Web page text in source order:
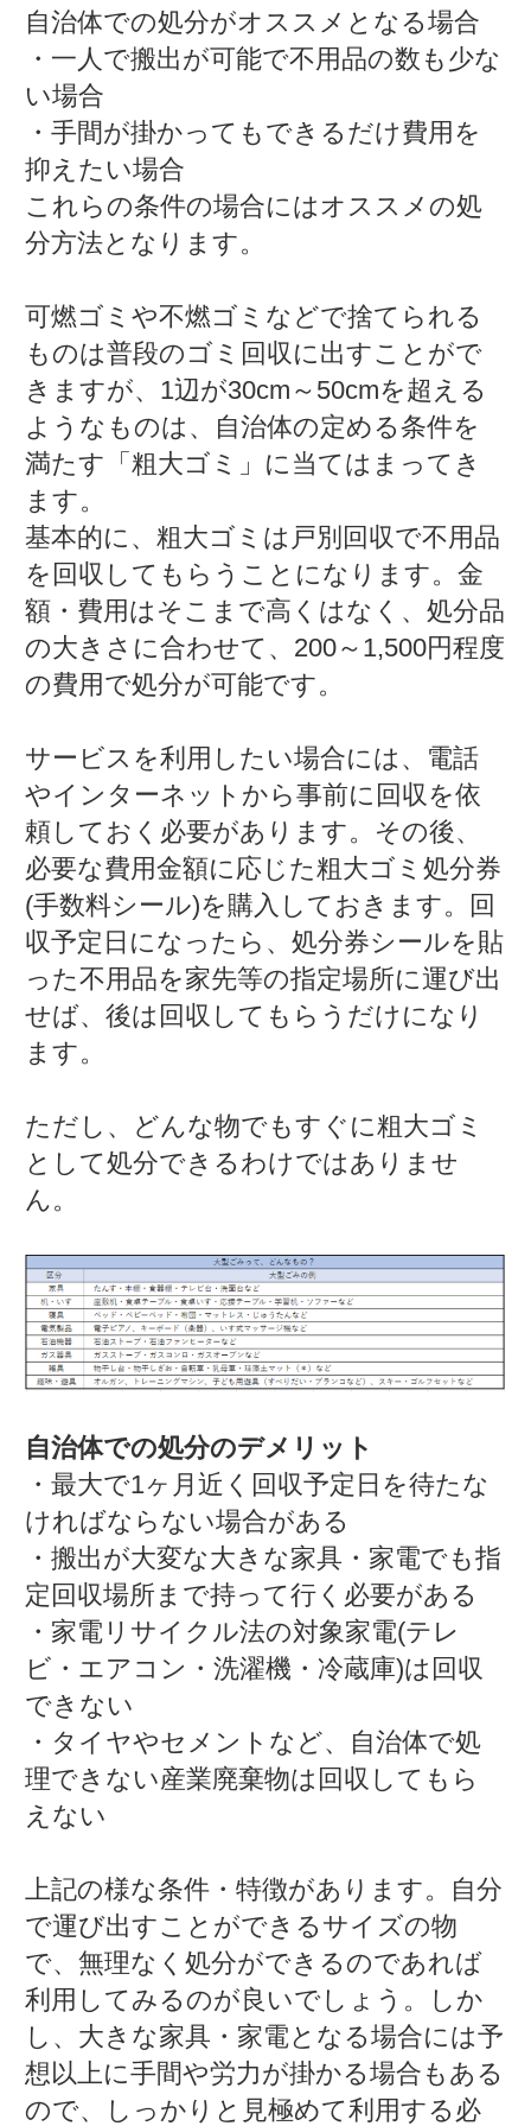
自治体での処分がオススメとなる場合
・一人で搬出が可能で不用品の数も少な
い場合
・手間が掛かってもできるだけ費用を
抑えたい場合
これらの条件の場合にはオススメの処
分方法となります。
可燃ゴミや不燃ゴミなどで捨てられる
ものは普段のゴミ回収に出すことがで
きますが、1辺が30cm～50cmを超える
ようなものは、自治体の定める条件を
満たす「粗大ゴミ」に当てはまってき
ます。
基本的に、粗大ゴミは戸別回収で不用品
を回収してもらうことになります。金
額・費用はそこまで高くはなく、処分品
の大きさに合わせて、200～1,500円程度
の費用で処分が可能です。
サービスを利用したい場合には、電話
やインターネットから事前に回収を依
頼しておく必要があります。その後、
必要な費用金額に応じた粗大ゴミ処分券
(手数料シール)を購入しておきます。回
収予定日になったら、処分券シールを貼
った不用品を家先等の指定場所に運び出
せば、後は回収してもらうだけになり
ます。
ただし、どんな物でもすぐに粗大ゴミ
として処分できるわけではありませ
ん。
自治体での処分のデメリット
・最大で1ヶ月近く回収予定日を待たな
ければならない場合がある
・搬出が大変な大きな家具・家電でも指
定回収場所まで持って行く必要がある
・家電リサイクル法の対象家電(テレ
ビ・エアコン・洗濯機・冷蔵庫)は回収
できない
・タイヤやセメントなど、自治体で処
理できない産業廃棄物は回収してもら
えない
上記の様な条件・特徴があります。自分
で運び出すことができるサイズの物
で、無理なく処分ができるのであれば
利用してみるのが良いでしょう。しか
し、大きな家具・家電となる場合には予
想以上に手間や労力が掛かる場合もある
ので、しっかりと見極めて利用する必